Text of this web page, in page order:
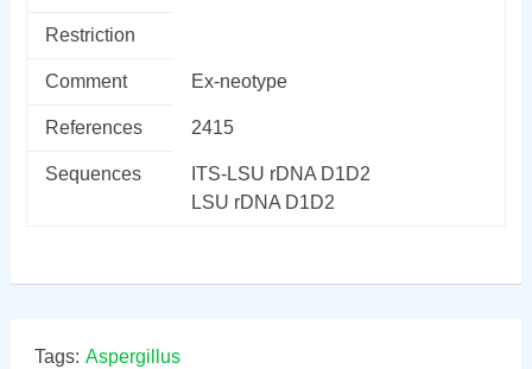
Restriction
Comment Ex-neotype
References 2415
Sequences
ITS-LSU rDNA D1D2
LSU rDNA D1D2
Tags: Aspergillus